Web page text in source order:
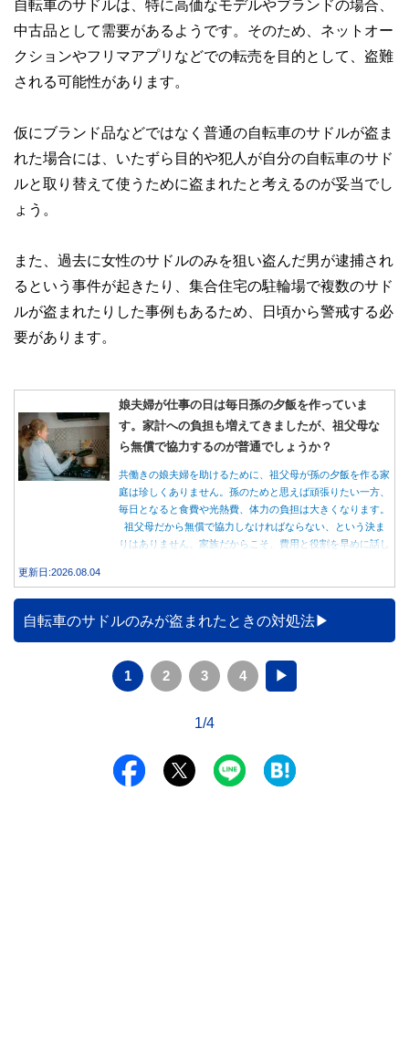
自転車のサドルは、特に高価なモデルやブランドの場合、
中古品として需要があるようです。そのため、ネットオー
クションやフリマアプリなどでの転売を目的として、盗難
される可能性があります。
仮にブランド品などではなく普通の自転車のサドルが盗ま
れた場合には、いたずら目的や犯人が自分の自転車のサド
ルと取り替えて使うために盗まれたと考えるのが妥当でし
ょう。
また、過去に女性のサドルのみを狙い盗んだ男が逮捕され
るという事件が起きたり、集合住宅の駐輪場で複数のサド
ルが盗まれたりした事例もあるため、日頃から警戒する必
要があります。
娘夫婦が仕事の日は毎日孫の夕飯を作っていま
す。家計への負担も増えてきましたが、祖父母な
ら無償で協力するのが普通でしょうか？
共働きの娘夫婦を助けるために、祖父母が孫の夕飯を作る家
庭は珍しくありません。孫のためと思えば頑張りたい一方、
毎日となると食費や光熱費、体力の負担は大きくなります。
祖父母だから無償で協力しなければならない、という決ま
りはありません。家族だからこそ、費用と役割を早めに話し
更新日:2026.08.04
自転車のサドルのみが盗まれたときの対処法
1 2 3 4 ▶
1/4